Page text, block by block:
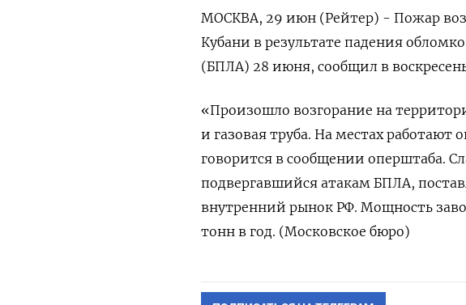
МОСКВА, 29 июн (Рейтер) - Пожар
Кубани в результате падения
(БПЛА) ​28 ⁠июня, ‌сообщил в
«Произошло ​возгорание на
и ‌газовая труба. На местах
‌говорится в сообщении ​оперштаба.
подвергавшийся атакам БПЛА,
внутренний рынок РФ. Мощность
тонн в ‌год. (Московское бюро)